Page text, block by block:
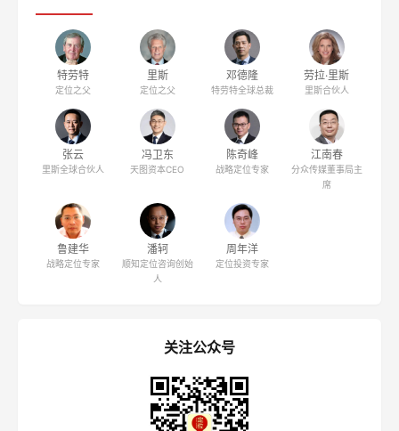
特劳特
定位之父
里斯
定位之父
邓德隆
特劳特全球总裁
劳拉·里斯
里斯合伙人
张云
里斯全球合伙人
冯卫东
天图资本CEO
陈奇峰
战略定位专家
江南春
分众传媒董事局主
席
鲁建华
战略定位专家
潘轲
顺知定位咨询创始
人
周年洋
定位投资专家
关注公众号